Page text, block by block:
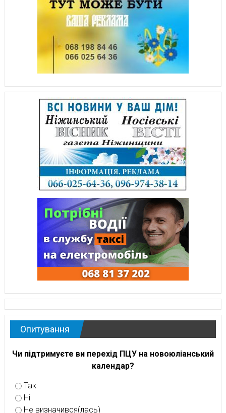
Опитування
Чи підтримуєте ви перехід ПЦУ на новоюліанський
календар?
Так
Ні
Не визначився(лась)